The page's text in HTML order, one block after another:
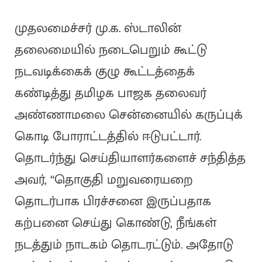
முதலமைச்சர் மு.க. ஸ்டாலின்
தலைமையில் நடைபெறும் கூட்டு
நடவடிக்கைக் குழு கூட்டத்தைக்
கண்டித்து தமிழக பாஜக தலைவர்
அண்ணாமலை சென்னையில் கருப்புக்
கொடி போராட்டத்தில் ஈடுபட்டார்.
தொடர்ந்து செய்தியாளர்களைச் சந்தித்த
அவர், “தொகுதி மறுவரையறை
தொடர்பாக பிரச்சனை இருப்பதாக
கற்பனை செய்து கொண்டு, நீங்கள்
நடத்தும் நாடகம் தொடரட்டும். அதோடு